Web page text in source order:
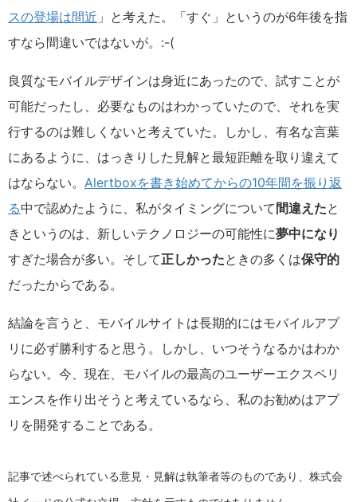
スの登場は間近 」と考えた。「すぐ」というのが6年後を指
すなら間違いではないが。:-(
良質なモバイルデザインは身近にあったので、試すことが
可能だったし、必要なものはわかっていたので、それを実
行するのは難しくないと考えていた。しかし、有名な言葉
にあるように、はっきりした見解と最短距離を取り違えて
はならない。 Alertboxを書き始めてからの10年間を振り返
る中で認めたように、私がタイミングについて 間違えたと
きというのは、新しいテクノロジーの可能性に夢中になり
すぎた場合が多い。そして正しかったときの多くは保守的
だったからである。
結論を言うと、モバイルサイトは長期的にはモバイルアプ
リに必ず勝利すると思う。しかし、いつそうなるかはわか
らない。今、現在、モバイルの最高のユーザーエクスペリ
エンスを作り出そうと考えているなら、私のお勧めはアプ
リを開発することである。
記事で述べられている意見・見解は執筆者等のものであり、株式会